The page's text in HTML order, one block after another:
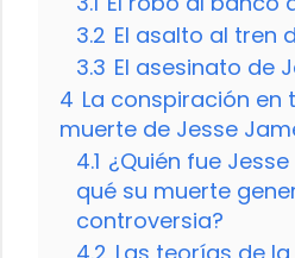
3.2 El asalto al tren
3.3 El asesinato de
4 La conspiración en
muerte de Jesse
4.1 ¿Quién fue
qué su muerte
controversia?